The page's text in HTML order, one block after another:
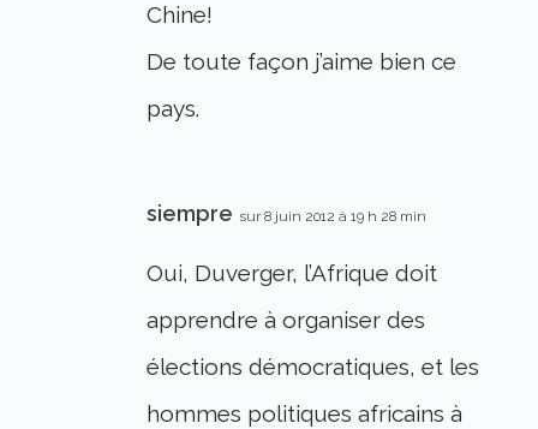
Chine!
De toute façon j’aime bien ce
pays.
siempre sur 8 juin 2012 à 19 h 28 min
Oui, Duverger, l’Afrique doit
apprendre à organiser des
élections démocratiques, et les
hommes politiques africains à